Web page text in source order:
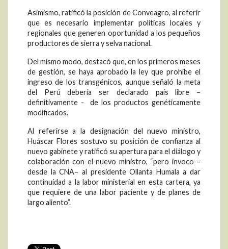
Asimismo, ratificó la posición de Conveagro, al referir
que es necesario implementar políticas locales y
regionales que generen oportunidad a los pequeños
productores de sierra y selva nacional.
Del mismo modo, destacó que, en los primeros meses
de gestión, se haya aprobado la ley que prohíbe el
ingreso de los transgénicos, aunque señaló la meta
del Perú debería ser declarado país libre –
definitivamente - de los productos genéticamente
modificados.
Al referirse a la designación del nuevo ministro,
Huáscar Flores sostuvo su posición de confianza al
nuevo gabinete y ratificó su apertura para el diálogo y
colaboración con el nuevo ministro, “pero invoco –
desde la CNA– al presidente Ollanta Humala a dar
continuidad a la labor ministerial en esta cartera, ya
que requiere de una labor paciente y de planes de
largo aliento”.